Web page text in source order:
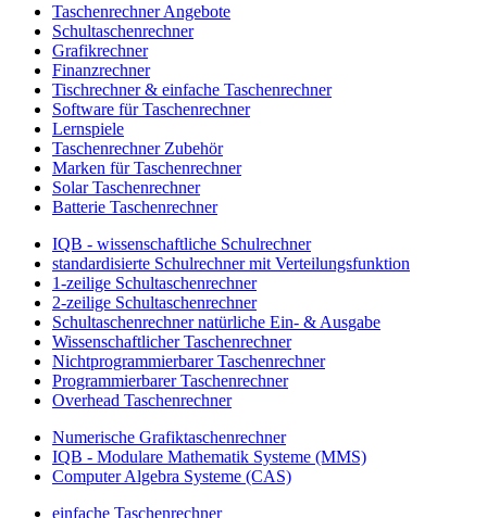
Taschenrechner Angebote
Schultaschenrechner
Grafikrechner
Finanzrechner
Tischrechner & einfache Taschenrechner
Software für Taschenrechner
Lernspiele
Taschenrechner Zubehör
Marken für Taschenrechner
Solar Taschenrechner
Batterie Taschenrechner
IQB - wissenschaftliche Schulrechner
standardisierte Schulrechner mit Verteilungsfunktion
1-zeilige Schultaschenrechner
2-zeilige Schultaschenrechner
Schultaschenrechner natürliche Ein- & Ausgabe
Wissenschaftlicher Taschenrechner
Nichtprogrammierbarer Taschenrechner
Programmierbarer Taschenrechner
Overhead Taschenrechner
Numerische Grafiktaschenrechner
IQB - Modulare Mathematik Systeme (MMS)
Computer Algebra Systeme (CAS)
einfache Taschenrechner